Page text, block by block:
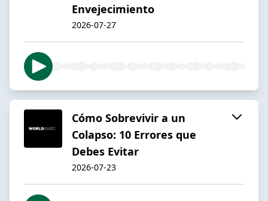
Envejecimiento
2026-07-27
Cómo Sobrevivir a un
Colapso: 10 Errores que
Debes Evitar
2026-07-23